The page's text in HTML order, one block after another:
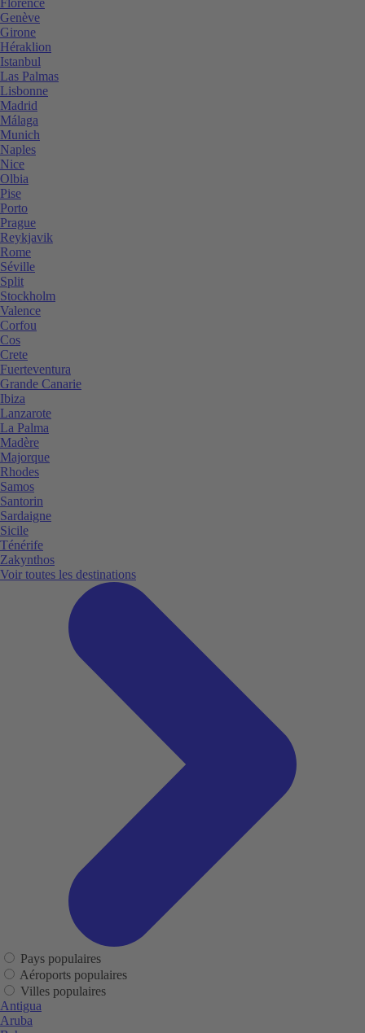
Genève
Girone
Héraklion
Istanbul
Las Palmas
Lisbonne
Madrid
Málaga
Munich
Naples
Nice
Olbia
Pise
Porto
Prague
Reykjavik
Rome
Séville
Split
Stockholm
Valence
Corfou
Cos
Crete
Fuerteventura
Grande Canarie
Ibiza
Lanzarote
La Palma
Madère
Majorque
Rhodes
Samos
Santorin
Sardaigne
Sicile
Ténérife
Zakynthos
Voir toutes les destinations
Pays populaires
Aéroports populaires
Villes populaires
Antigua
Aruba